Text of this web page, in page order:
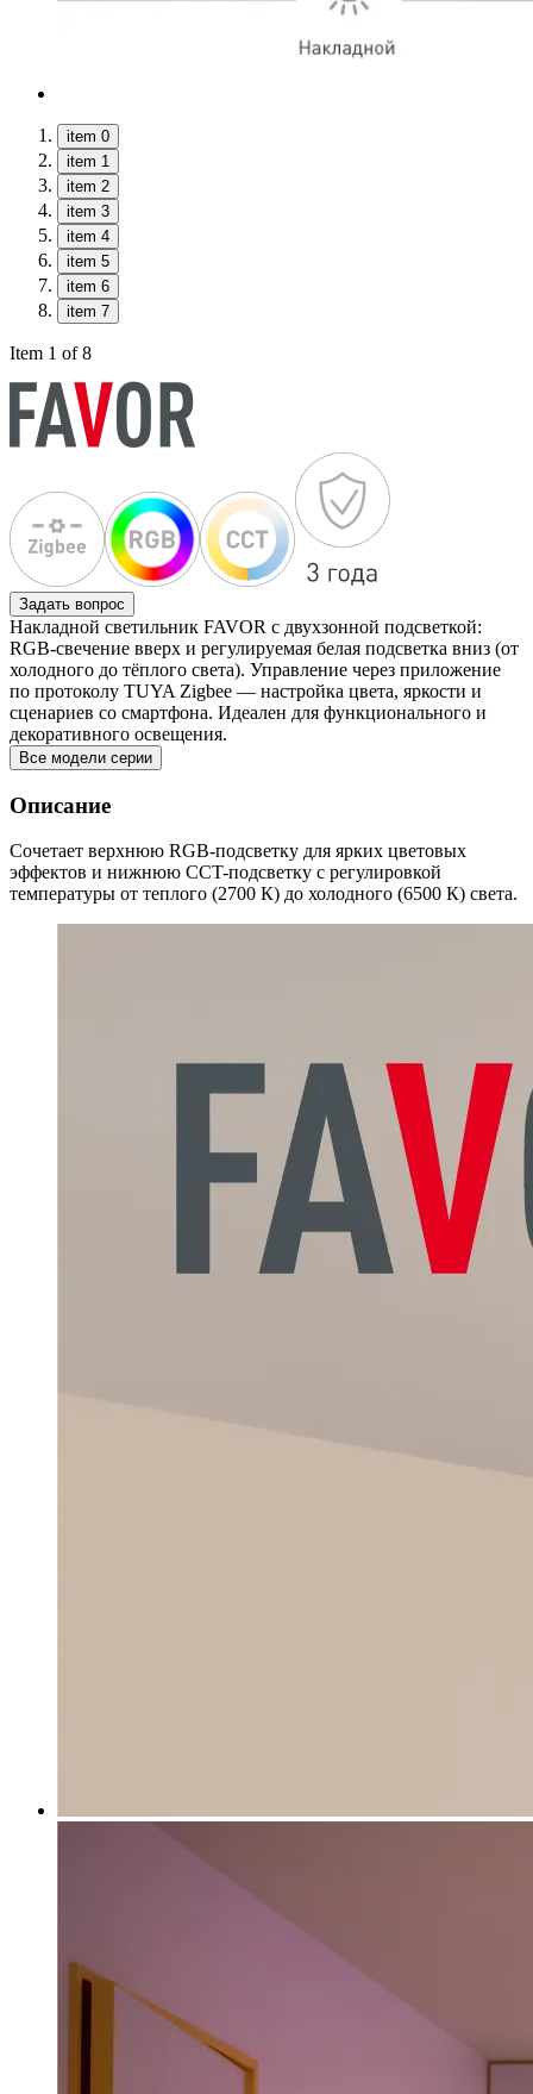
item 0
item 1
item 2
item 3
item 4
item 5
item 6
item 7
Item 1 of 8
Задать вопрос
Накладной светильник FAVOR с двухзонной подсветкой:
RGB‑свечение вверх и регулируемая белая подсветка вниз (от
холодного до тёплого света). Управление через приложение
по протоколу TUYA Zigbee — настройка цвета, яркости и
сценариев со смартфона. Идеален для функционального и
декоративного освещения.
Все модели серии
Описание
Сочетает верхнюю RGB-подсветку для ярких цветовых
эффектов и нижнюю CCT-подсветку с регулировкой
температуры от теплого (2700 К) до холодного (6500 К) света.